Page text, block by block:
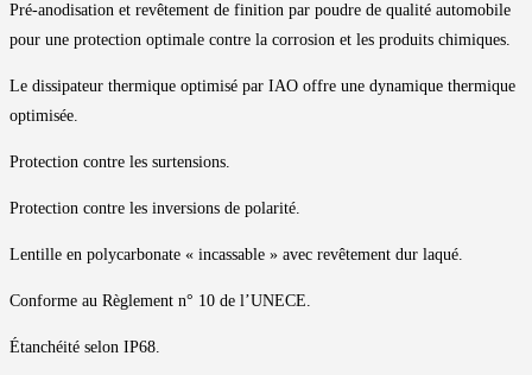
Pré-anodisation et revêtement de finition par poudre de qualité automobile
pour une protection optimale contre la corrosion et les produits chimiques.
Le dissipateur thermique optimisé par IAO offre une dynamique thermique
optimisée.
Protection contre les surtensions.
Protection contre les inversions de polarité.
Lentille en polycarbonate « incassable » avec revêtement dur laqué.
Conforme au Règlement n° 10 de l’UNECE.
Étanchéité selon IP68.